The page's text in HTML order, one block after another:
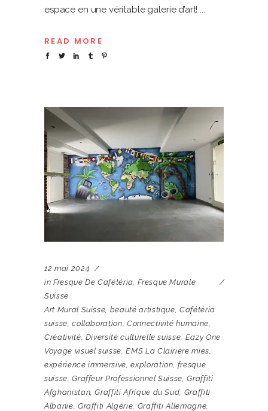
espace en une véritable galerie d’art!
READ MORE
12 mai 2024
in Fresque De Cafétéria ,Fresque Murale
Suisse
Art Mural Suisse beauté artistique ,Cafétéria
suisse ,collaboration Connectivité humaine
Créativité Diversité culturelle suisse Eazy One
Voyage visuel suisse ,EMS La Clairière mies
expérience immersive ,exploration fresque
suisse ,Graffeur Professionnel Suisse ,Graffiti
Afghanistan ,Graffiti Afrique du Sud Graffiti
Albanie Graffiti Algérie Graffiti Allemagne